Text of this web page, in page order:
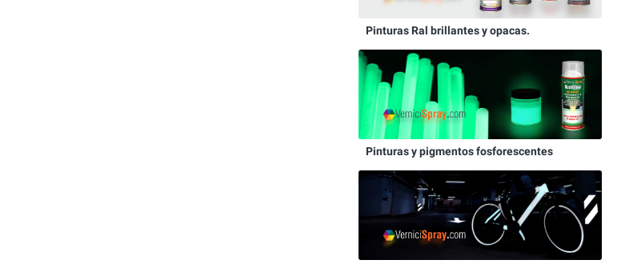
Pinturas Ral brillantes y opacas.
Pinturas y pigmentos fosforescentes